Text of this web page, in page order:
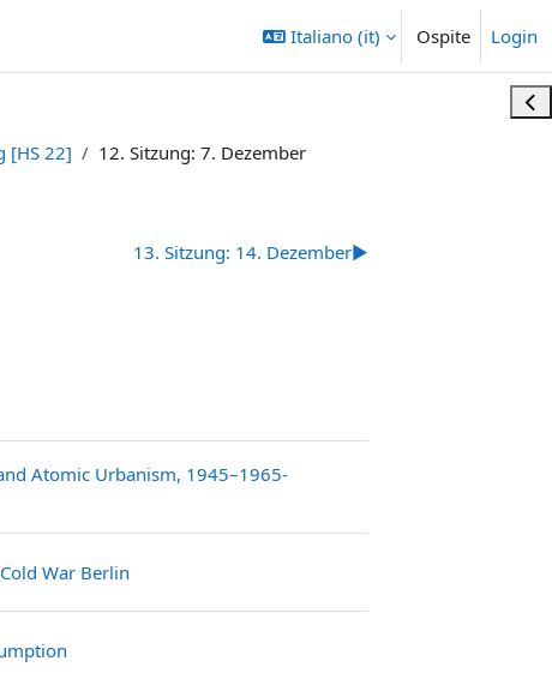
Italiano ‎(it)‎ Ospite Login
[HS 22] 12. Sitzung: 7. Dezember
13. Sitzung: 14. Dezember▶︎
Atomic Urbanism, 1945–1965-
War Berlin